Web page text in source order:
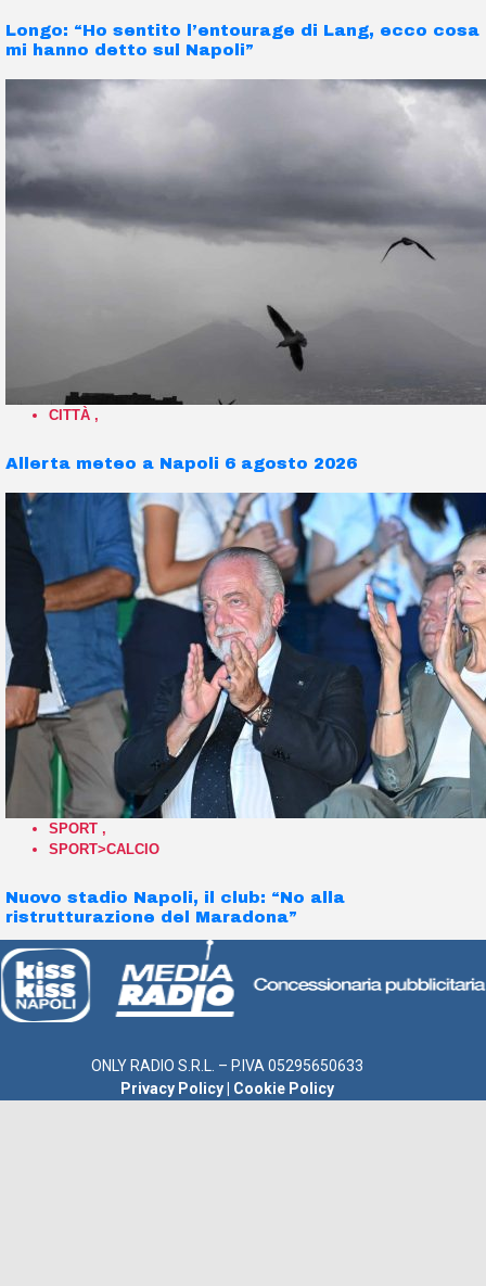
Longo: “Ho sentito l’entourage di Lang, ecco cosa
mi hanno detto sul Napoli”
CITTÀ ,
Allerta meteo a Napoli 6 agosto 2026
SPORT ,
SPORT>CALCIO
Nuovo stadio Napoli, il club: “No alla
ristrutturazione del Maradona”
ONLY RADIO S.R.L. – P.IVA 05295650633
Privacy Policy
Cookie Policy